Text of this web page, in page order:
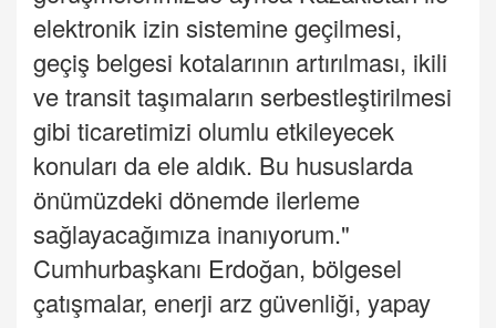
elektronik izin sistemine geçilmesi,
geçiş belgesi kotalarının artırılması, ikili
ve transit taşımaların serbestleştirilmesi
gibi ticaretimizi olumlu etkileyecek
konuları da ele aldık. Bu hususlarda
önümüzdeki dönemde ilerleme
sağlayacağımıza inanıyorum."
Cumhurbaşkanı Erdoğan, bölgesel
çatışmalar, enerji arz güvenliği, yapay